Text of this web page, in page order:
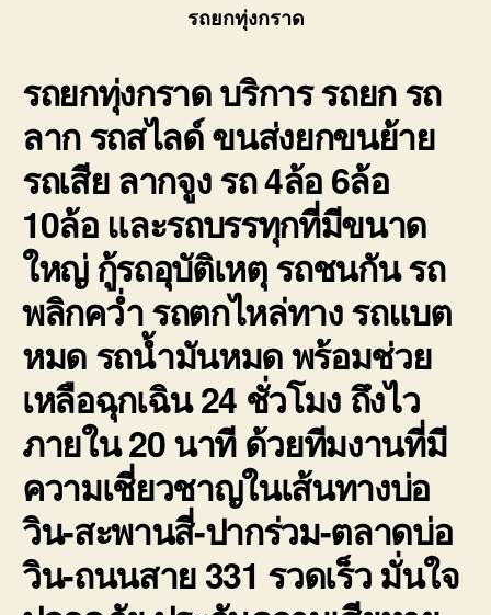
24
ชม.
รถยกทุ่งกราด
รถยกทุ่งกราดบริการ รถยก รถ
ลาก รถสไลด์ ขนส่งยกขนย้าย
รถเสีย ลากจูง รถ 4ล้อ 6ล้อ
10ล้อ และรถบรรทุกที่มีขนาด
ใหญ่ กู้รถอุบัติเหตุ รถชนกัน รถ
พลิกคว่ำ รถตกไหล่ทาง รถแบต
หมด รถน้ำมันหมด พร้อมช่วย
เหลือฉุกเฉิน 24 ชั่วโมง ถึงไว
ภายใน 20 นาที ด้วยทีมงานที่มี
ความเชี่ยวชาญในเส้นทางบ่อ
วิน-สะพานสี่-ปากร่วม-ตลาดบ่อ
วิน-ถนนสาย 331 รวดเร็ว มั่นใจ